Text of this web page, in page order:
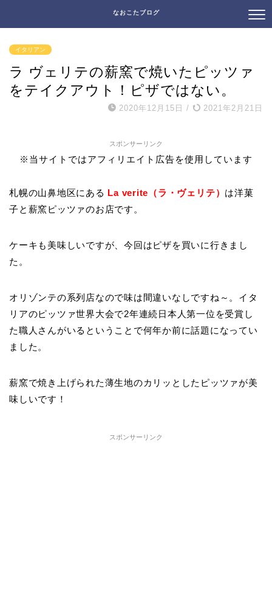
なおこたブログ
イタリアン
ラ ヴェリテの薪窯で焼いたピッツァ
をテイクアウト！ピザではない。
2020年12月15日 / 2021年2月21日
スポンサーリンク
※当サイトではアフィリエイト広告を使用しています
札幌の山鼻地区にある La verite（ラ・ヴェリテ） は洋菓
子と薪窯ピッツァのお店です。
ケーキも美味しいですが、今回はピザを買いに行きまし
た。
オリゾンテの系列店なので味は間違いなしですね～。イタ
リアのピッツァ世界大会で2年連続日本人第一位を受賞し
た職人さんがいるということで何年か前に話題になってい
ました。
薪窯で焼き上げられた薄生地のカリッとしたピッツァが美
味しいです！
スポンサーリンク